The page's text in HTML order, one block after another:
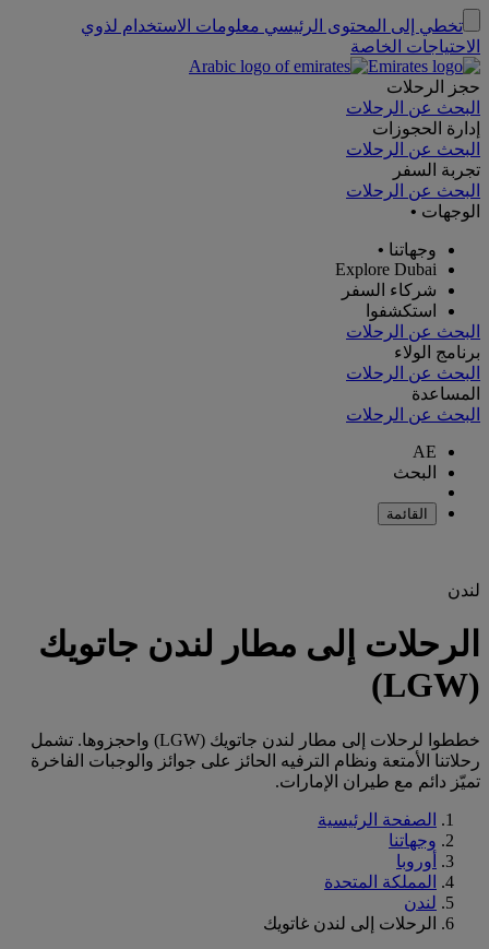
تخطي إلى المحتوى الرئيسي معلومات الاستخدام لذوي
الاحتياجات الخاصة
حجز الرحلات
البحث عن الرحلات
إدارة الحجوزات
البحث عن الرحلات
تجربة السفر
البحث عن الرحلات
الوجهات •
وجهاتنا •
Explore Dubai
شركاء السفر
استكشفوا
البحث عن الرحلات
برنامج الولاء
البحث عن الرحلات
المساعدة
البحث عن الرحلات
AE
البحث
القائمة
لندن
الرحلات إلى مطار لندن جاتويك
(LGW)
خططوا لرحلات إلى مطار لندن جاتويك (LGW) واحجزوها. تشمل
رحلاتنا الأمتعة ونظام الترفيه الحائز على جوائز والوجبات الفاخرة
تميّز دائم مع طيران الإمارات.
الصفحة الرئيسية
وجهاتنا
أوروبا
المملكة المتحدة
لندن
الرحلات إلى لندن غاتويك